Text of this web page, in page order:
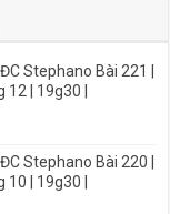
Stephano Bài 221 |
| 19g30 |
Stephano Bài 220 |
| 19g30 |